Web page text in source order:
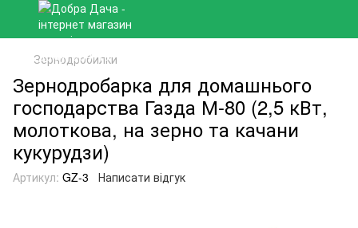
Зернодробилки
Зернодробарка для домашнього
господарства Газда М-80 (2,5 кВт,
молоткова, на зерно та качани
кукурудзи)
Артикул: GZ-3 Написати відгук